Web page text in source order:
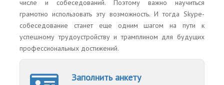
числе и собеседований. Поэтому важно научиться
грамотно использовать эту возможность. И тогда Skype-
собеседование станет еще одним шагом на пути к
успешному трудоустройству и трамплином для будущих
профессиональных достижений.
Заполнить анкету